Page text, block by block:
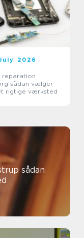
2026
reparation
rigtige værksted